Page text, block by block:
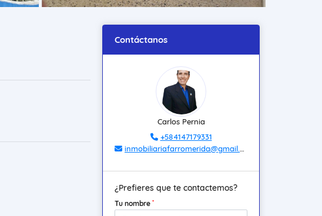
Contáctanos
Carlos Pernia
+584147179331
inmobiliariafarromerida@gmail.com
¿Prefieres que te contactemos?
Tu nombre *